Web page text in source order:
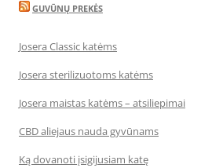
GUVŪNŲ PREKĖS
Josera Classic katėms
Josera sterilizuotoms katėms
Josera maistas katėms – atsiliepimai
CBD aliejaus nauda gyvūnams
Ką dovanoti įsigijusiam katę